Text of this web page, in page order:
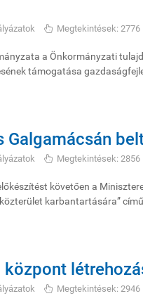
Megtekintések: 2776
a Önkormányzati
támogatása
Galgamácsán
Megtekintések: 2856
követően a
karbantartására”
Megtekintések: 2946